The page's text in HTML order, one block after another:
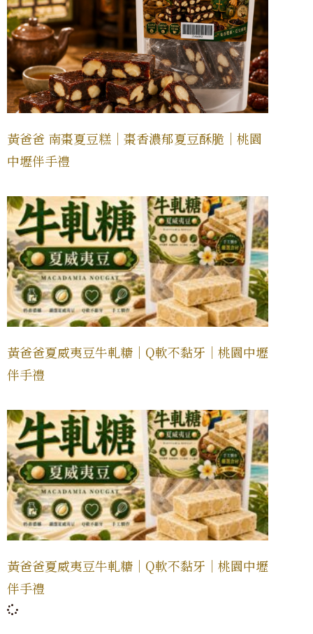
黃爸爸 南棗夏豆糕｜棗香濃郁夏豆酥脆｜桃園
中壢伴手禮
黃爸爸夏威夷豆牛軋糖｜Q軟不黏牙｜桃園中壢
伴手禮
黃爸爸夏威夷豆牛軋糖｜Q軟不黏牙｜桃園中壢
伴手禮